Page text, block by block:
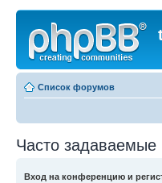
Список форумов
Часто задаваемые
Вход на конференцию и